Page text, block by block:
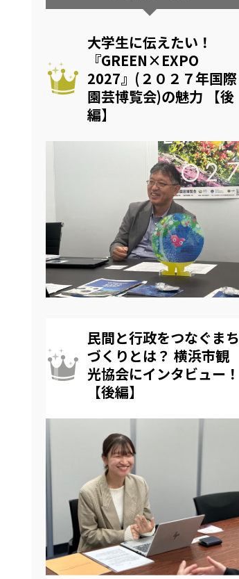
大学生に伝えたい！
『GREEN×EXPO
2027』(２０２７年国際
園芸博覧会)の魅力 【後
編】
民間と行政をつなぐまち
づくりとは？ 横浜市観
光協会にインタビュー！
【後編】